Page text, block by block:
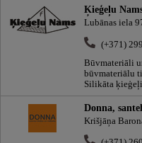
Ķieģeļu
Lubānas iela
(+371)
Būvmateriāli
būvmateriālu
Silikāta
Donna,
Krišjāņa